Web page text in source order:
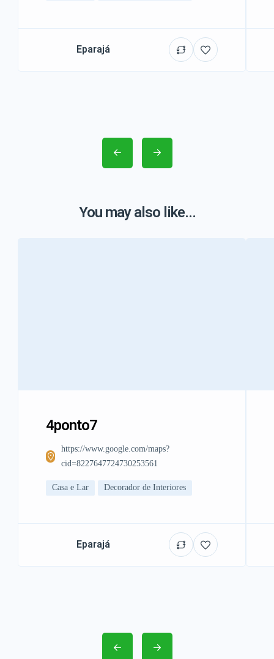
Eparajá
You may also like...
4ponto7
https://www.google.com/maps?
cid=8227647724730253561
Casa e Lar Decorador de Interiores
Eparajá